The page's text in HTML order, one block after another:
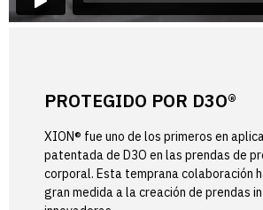
PROTEGIDO POR D3O®
XION® fue uno de los primeros en
patentada de D3O en las prendas de
corporal. Esta temprana colaboración
gran medida a la creación de prendas